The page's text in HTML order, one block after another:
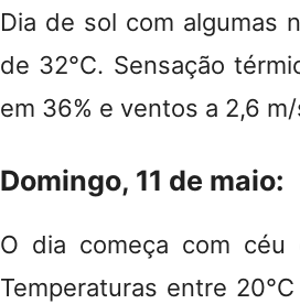
Dia de sol com algumas
de 32°C. Sensação
em 36% e ventos a 2,6
Domingo, 11 de maio:
O dia começa com céu
Temperaturas entre